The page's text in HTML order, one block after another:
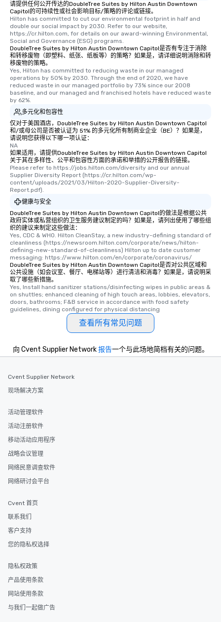
请提供任何公开传达的DoubleTree Suites by Hilton Austin Downtown
Capitol的可持续性或社会影响目标/策略的评论或链接。
Hilton has committed to cut our environmental footprint in half and
double our social impact by 2030. Refer to our website,
https://cr.hilton.com, for details on our award-winning Environmental,
Social and Governance (ESG) programs.
DoubleTree Suites by Hilton Austin Downtown Capitol是否有专注于消除
和转移废物（即塑料、纸张、纸板等）的策略？如果是，请详细说明消除和转
移废物的策略。
Yes, Hilton has committed to reducing waste in our managed
operations by 50% by 2030. Through the end of 2020, we have
reduced waste in our managed portfolio by 73% since our 2008
baseline, and our managed and franchised hotels have reduced waste
by 62%.
多元化和包容性
仅对于美国酒店，DoubleTree Suites by Hilton Austin Downtown Capitol
和/或母公司是否被认证为 51% 的多元化所有制商业企业（BE）？如果是，
请说明您获得以下哪一项认证：
NA
如果适用，请提供DoubleTree Suites by Hilton Austin Downtown Capitol
关于其在多样性、公平和包容性方面的承诺和举措的公开报告的链接。
Please refer to https://jobs.hilton.com/diversity and our annual
Supplier Diversity Report (https://cr.hilton.com/wp-
content/uploads/2021/03/Hilton-2020-Supplier-Diversity-
Report.pdf).
健康与安全
DoubleTree Suites by Hilton Austin Downtown Capitol的做法是根据公共
政府实体或私营组织的卫生服务建议制定的吗？如果是，请列出使用了哪些组
织的建议来制定这些做法：
Yes, CDC & WHO. Hilton CleanStay, a new industry-defining standard of
cleanliness (https://newsroom.hilton.com/corporate/news/hilton-
defining-new-standard-of-cleanliness) Hilton up to date customer
messaging: https://www.hilton.com/en/corporate/coronavirus/
DoubleTree Suites by Hilton Austin Downtown Capitol是否对公共区域和
公共设施（如会议室、餐厅、电梯站等）进行清洁和消毒？如果是，请说明采
取了哪些新措施。
Yes, Install hand sanitizer stations/disinfecting wipes in public areas &
on shuttles; enhanced cleaning of high touch areas, lobbies, elevators,
doors, bathrooms; F&B service in accordance with food safety
guidelines, dining configured for physical distancing
查看所有常见问题
向 Cvent Supplier Network报告一个与此场地简档有关的问题。
Cvent Supplier Network
现场解决方案
活动管理软件
活动注册软件
移动活动应用程序
战略会议管理
网络民意调查软件
网络研讨会平台
Cvent 首页
联系我们
客户支持
您的隐私权选择
隐私权政策
产品使用条款
网站使用条款
与我们一起做广告